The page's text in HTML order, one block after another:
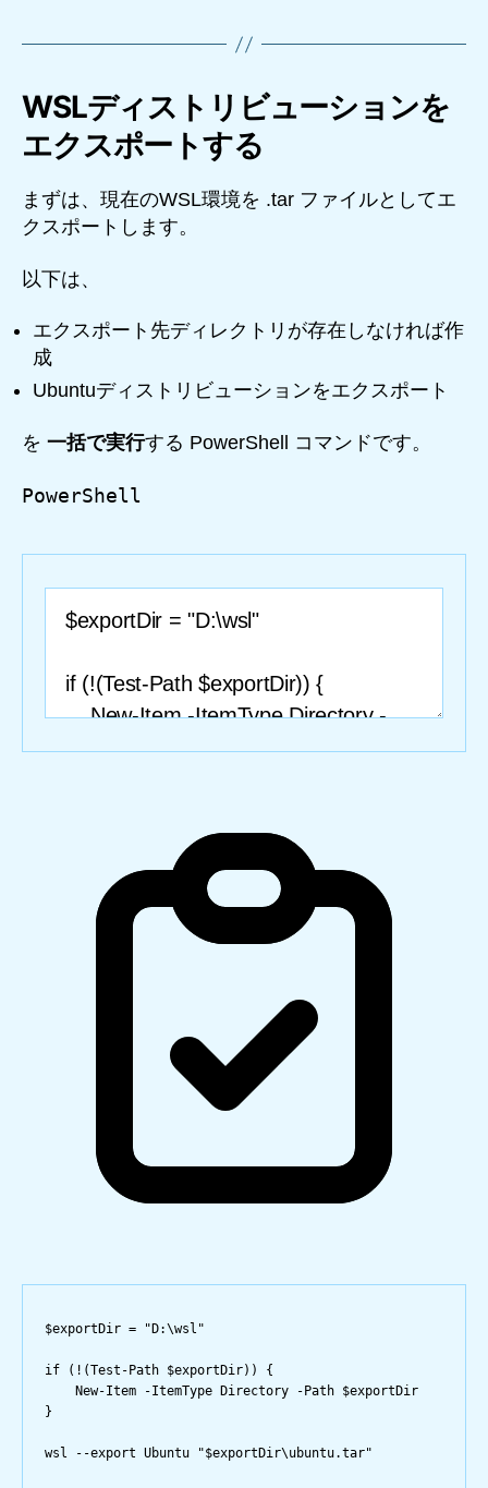
WSLディストリビューションを
エクスポートする
まずは、現在のWSL環境を .tar ファイルとしてエ
クスポートします。
以下は、
エクスポート先ディレクトリが存在しなければ作
成
Ubuntuディストリビューションをエクスポート
を 一括で実行する PowerShell コマンドです。
PowerShell
$exportDir = "D:\wsl"
if ( ! (Test-Path $exportDir)) {
New-Item
-ItemType Directory - Path $exportDir
}
wsl --export Ubuntu "$exportDir\ubuntu.tar"